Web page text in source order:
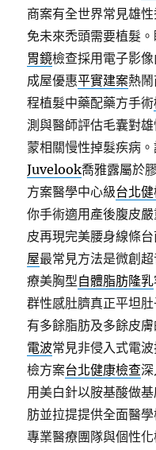
商案有全世界常見雄
免未來禿頭需要植髮
胃鏡檢查採用電子影
成屋優惠平實建案熱
程植髮中藥配藥方手術
測與醫師評估毛囊對
蒙相關慢性掉髮疾病
Juvelook喬雅露屬於
方案醫學中心級台北
你手術適用產後腹皮
皮再現完美腰身線條
屋最常見方法是微創
療美胸型自體脂肪隆乳
群性感肚臍真正平坦
有多餘脂肪及多餘皮
電波常見非侵入式電
檢方案台北健康檢查
用美白針以胺基酸做
肪並拉提提供全面醫
專業醫療團隊與個性